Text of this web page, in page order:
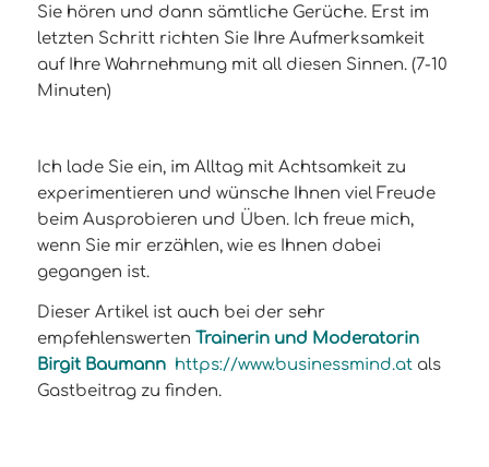
Sie hören und dann sämtliche Gerüche. Erst im
letzten Schritt richten Sie Ihre Aufmerksamkeit
auf Ihre Wahrnehmung mit all diesen Sinnen. (7-10
Minuten)
Ich lade Sie ein, im Alltag mit Achtsamkeit zu
experimentieren und wünsche Ihnen viel Freude
beim Ausprobieren und Üben. Ich freue mich,
wenn Sie mir erzählen, wie es Ihnen dabei
gegangen ist.
Dieser Artikel ist auch bei der sehr
empfehlenswerten Trainerin und Moderatorin
Birgit Baumann https://www.businessmind.atals
Gastbeitrag zu finden.